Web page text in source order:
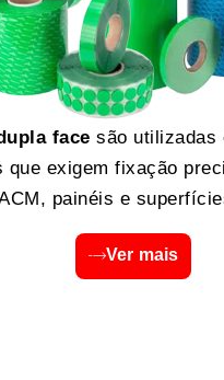
face são utilizadas
que exigem fixação
painéis e
Ver mais